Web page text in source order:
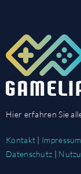
Hier erfahren Sie
Kontakt | Impressum
Datenschutz |